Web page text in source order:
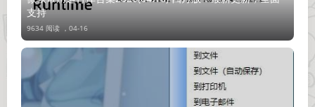
支持
9634 阅读 ， 04-16